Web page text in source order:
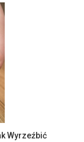
Wyrzeźbić